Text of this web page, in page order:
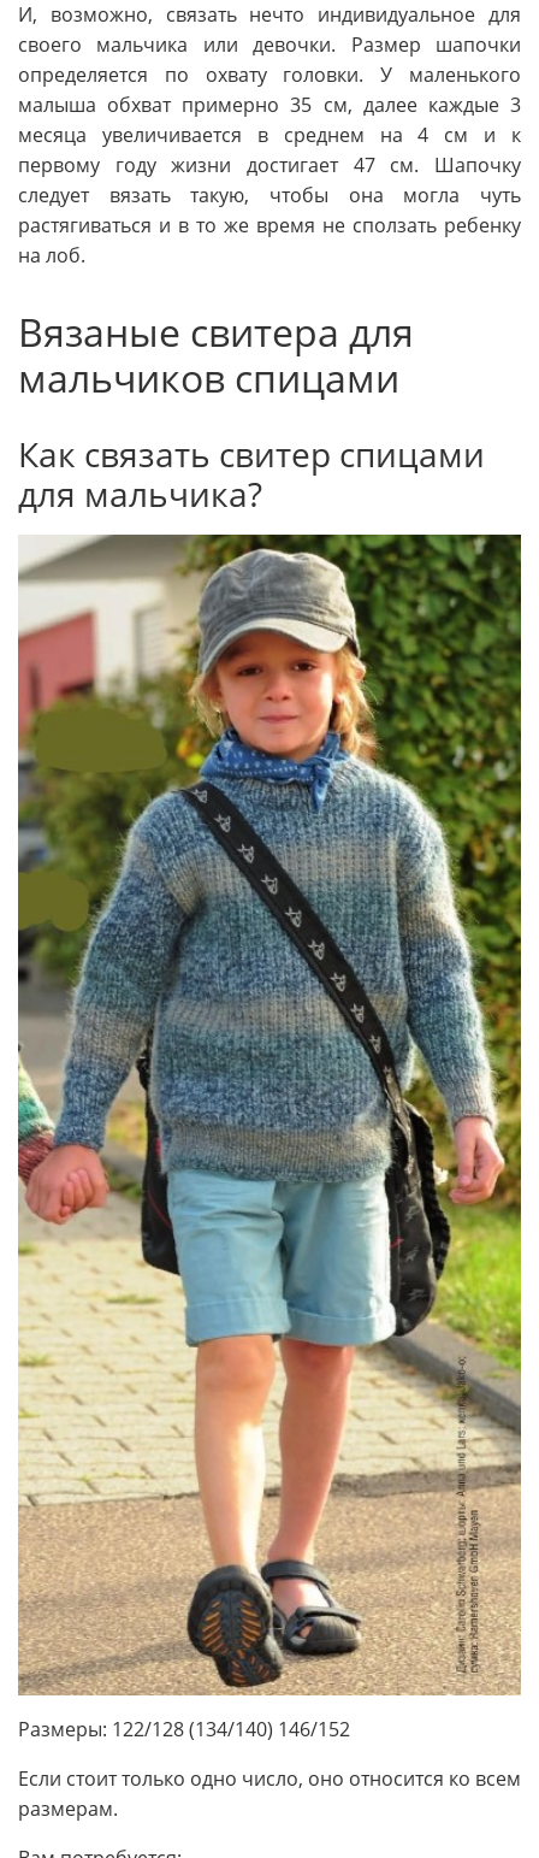
И, возможно, связать нечто индивидуальное для
своего мальчика или девочки. Размер шапочки
определяется по охвату головки. У маленького
малыша обхват примерно 35 см, далее каждые 3
месяца увеличивается в среднем на 4 см и к
первому году жизни достигает 47 см. Шапочку
следует вязать такую, чтобы она могла чуть
растягиваться и в то же время не сползать ребенку
на лоб.
Вязаные свитера для
мальчиков спицами
Как связать свитер спицами
для мальчика?
Размеры: 122/128 (134/140) 146/152
Если стоит только одно число, оно относится ко всем
размерам.